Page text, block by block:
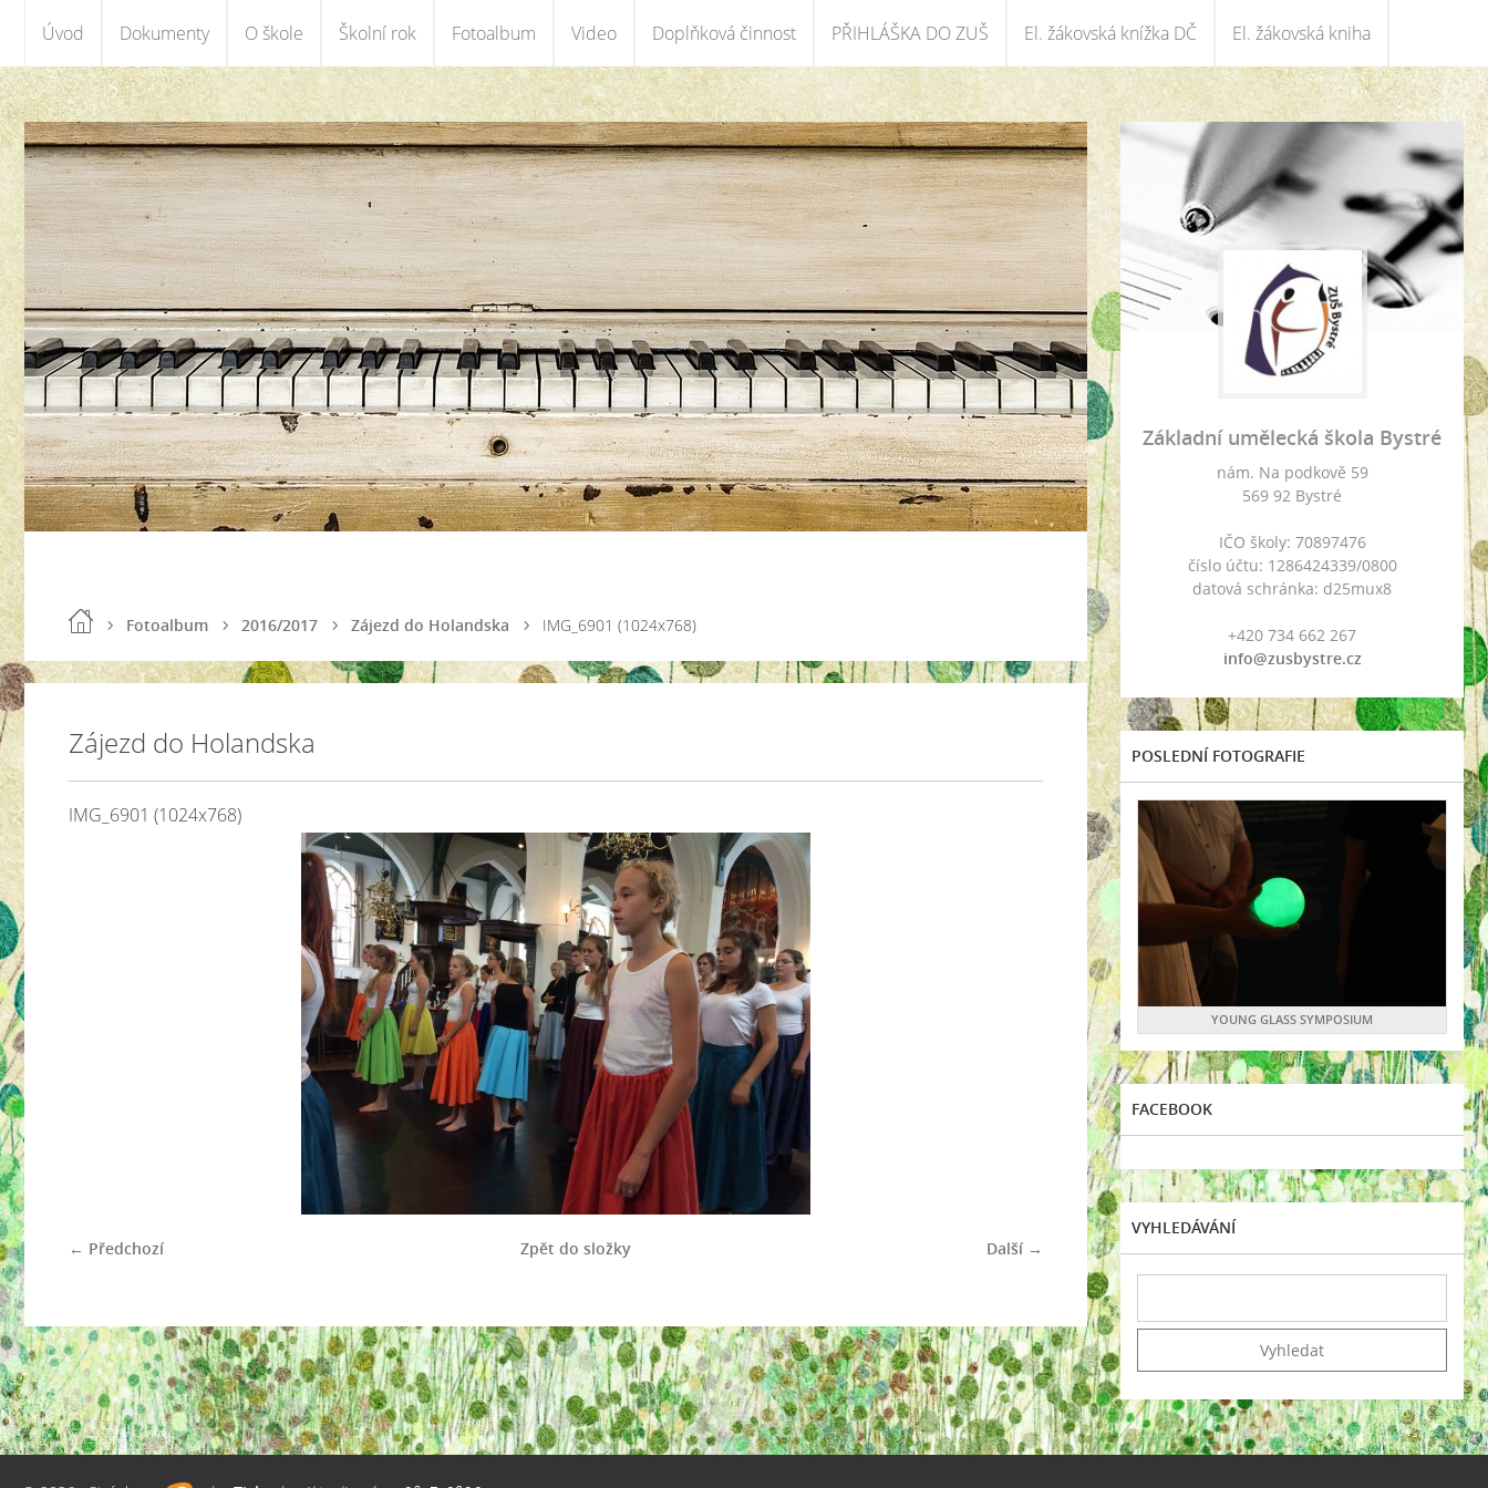
Úvod Dokumenty O škole Školní rok Fotoalbum Video Doplňková činnost PŘIHLÁŠKA DO ZUŠ El. žákovská knížka DČ El. žákovská kniha
Fotoalbum 2016/2017 Zájezd do Holandska IMG_6901 (1024x768)
Zájezd do Holandska
IMG_6901 (1024x768)
← Předchozí Další →
Zpět do složky
Základní umělecká škola Bystré
nám. Na podkově 59
569 92 Bystré
IČO školy: 70897476
číslo účtu: 1286424339/0800
datová schránka: d25mux8
+420 734 662 267
info@zusbystre.cz
POSLEDNÍ FOTOGRAFIE
YOUNG GLASS SYMPOSIUM
FACEBOOK
VYHLEDÁVÁNÍ